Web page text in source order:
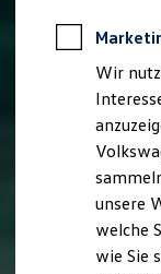
Wir
unsere
welche
wie Sie